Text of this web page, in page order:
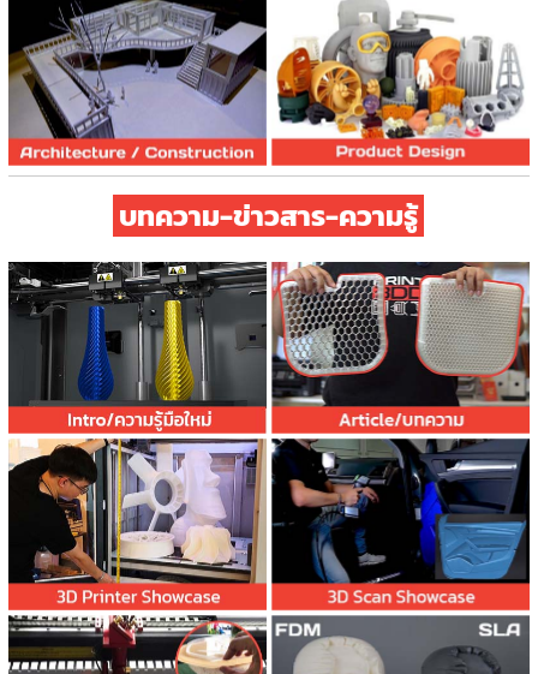
บทความ-ข่าวสาร-ความรู้
Article/บทความ
3D Scanner
Showcase
Knowlage/ความรู้